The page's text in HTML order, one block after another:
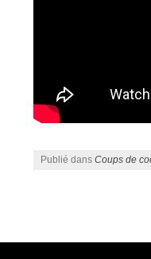
Publié dansCoups de